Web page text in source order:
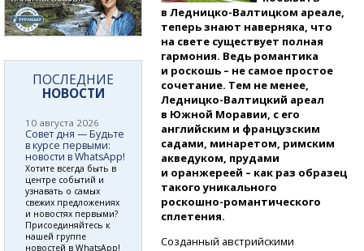
в Ледницко-Валтицком ареале,
теперь знают наверняка, что
на свете существует полная
гармония. Ведь романтика
и роскошь – не самое простое
сочетание. Тем не менее,
Ледницко-Валтицкий ареал
в Южной Моравии, с его
английским и французским
садами, минаретом, римским
акведуком, прудами
и оранжереей – как раз образец
такого уникального
роскошно-романтического
сплетения.
Созданный австрийскими
ПОСЛЕДНИЕ
НОВОСТИ
10 августа 2026
Совет дня — Будьте
в курсе первыми:
новости в WhatsApp!
Хотите всегда быть в
центре событий и
узнавать о самых
свежих предложениях
и новостях первыми?
Присоединяйтесь к
нашей группе
новостей в WhatsApp!